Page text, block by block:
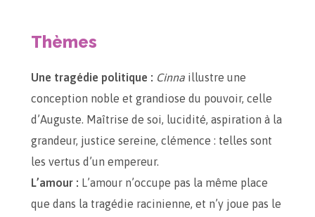
Thèmes
Une tragédie politique : Cinna illustre une
conception noble et grandiose du pouvoir, celle
d’Auguste. Maîtrise de soi, lucidité, aspiration à la
grandeur, justice sereine, clémence : telles sont
les vertus d’un empereur.
L’amour : L’amour n’occupe pas la même place
que dans la tragédie racinienne, et n’y joue pas le